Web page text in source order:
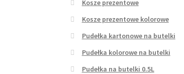
Kosze prezentowe
Kosze prezentowe kolorowe
Pudełka kartonowe na butelki
Pudełka kolorowe na butelki
Pudełka na butelki 0.5L